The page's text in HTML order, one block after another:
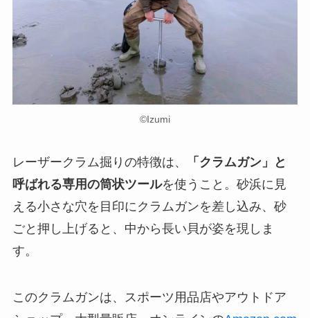
©︎Izumi
レーザークラム掘りの特徴は、
「クラムガン」と
呼ばれる専用の筒状ツールを使うこと。砂浜に見
える小さな穴を目印にクラムガンを差し込み、砂
ごと押し上げると、中から長い貝が姿を現しま
す。
このクラムガンは、スポーツ用品店やアウトドア